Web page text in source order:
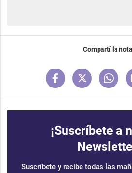
Compartí la
¡Suscríbete a
Suscríbete y recibe todas las